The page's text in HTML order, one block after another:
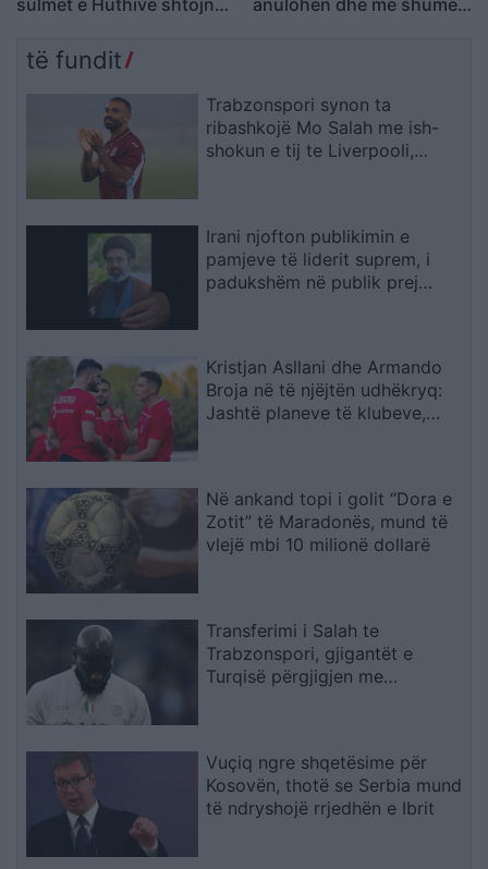
luftës
të fundit
Trabzonspori synon ta
ribashkojë Mo Salah me ish-
shokun e tij te Liverpooli,
Irani njofton publikimin e
pamjeve të liderit suprem, i
padukshëm në publik prej
Kristjan Asllani dhe Armando
Broja në të njëjtën udhëkryq:
Jashtë planeve të klubeve,
Në ankand topi i golit “Dora e
Zotit” të Maradonës, mund të
vlejë mbi 10 milionë dollarë
Transferimi i Salah te
Trabzonspori, gjigantët e
Turqisë përgjigjen me
Vuçiq ngre shqetësime për
Kosovën, thotë se Serbia mund
të ndryshojë rrjedhën e Ibrit